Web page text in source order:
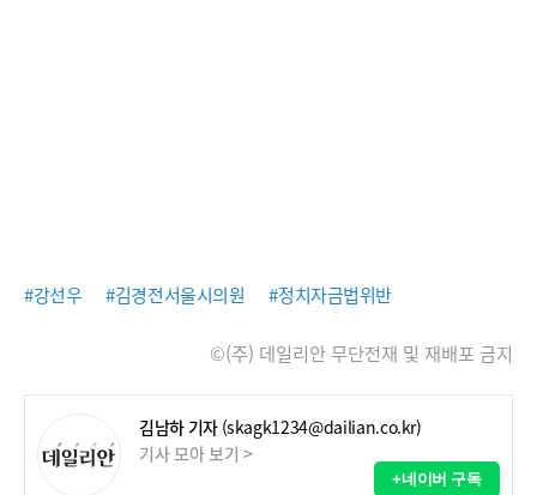
#강선우 #김경전서울시의원 #정치자금법위반
©(주) 데일리안 무단전재 및 재배포 금지
김남하 기자 (skagk1234@dailian.co.kr)
기사 모아 보기 >
+네이버 구독